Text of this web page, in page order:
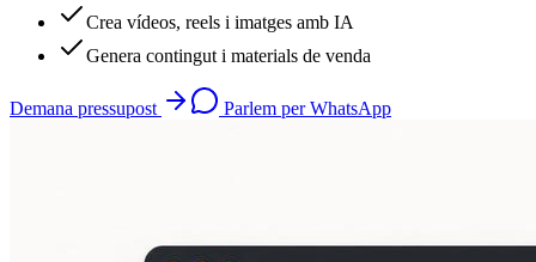
Crea vídeos, reels i imatges amb IA
Genera contingut i materials de venda
Demana pressupost Parlem per WhatsApp